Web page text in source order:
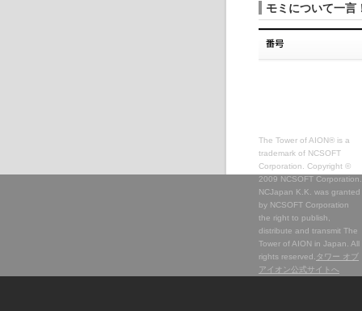
モミについて一言
The Tower of AION® is a
trademark of NCSOFT
Corporation. Copyright ©
2009 NCSOFT Corporation.
NCJapan K.K. was granted
by NCSOFT Corporation
the right to publish,
distribute and transmit The
Tower of AION in Japan. All
rights reserved. タワー オブ
アイオン公式サイトへ